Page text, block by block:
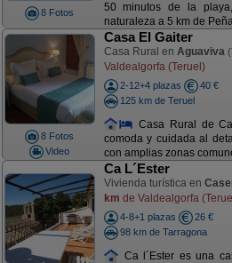
8 Fotos
50 minutos de la
naturaleza a 5 km de
8 Fotos
Video
Casa El Gaiter
Casa Rural en Aguaviva
Valdealgorfa (Teruel)
2-12+4 plazas
40 €
125 km de Teruel
Casa Rural de
comoda y cuidada al
con amplias zonas
Ca L´Ester
Vivienda turística en
km de Valdealgorfa
4-8+1 plazas
26 €
98 km de Tarragona
Ca l´Ester es una